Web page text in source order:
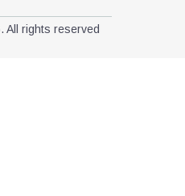
All rights reserved